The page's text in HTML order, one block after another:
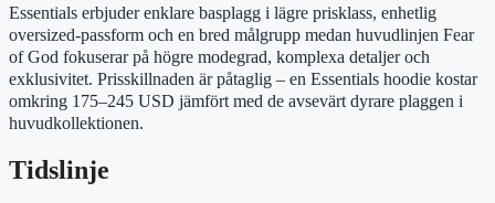
Essentials erbjuder enklare basplagg i lägre prisklass, enhetlig
oversized-passform och en bred målgrupp medan huvudlinjen Fear
of God fokuserar på högre modegrad, komplexa detaljer och
exklusivitet. Prisskillnaden är påtaglig – en Essentials hoodie kostar
omkring 175–245 USD jämfört med de avsevärt dyrare plaggen i
huvudkollektionen.
Tidslinje